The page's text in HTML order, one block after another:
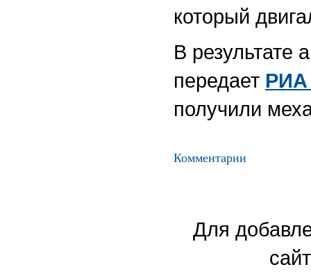
который
В результате
передает РИА
получили
Комментарии
Для